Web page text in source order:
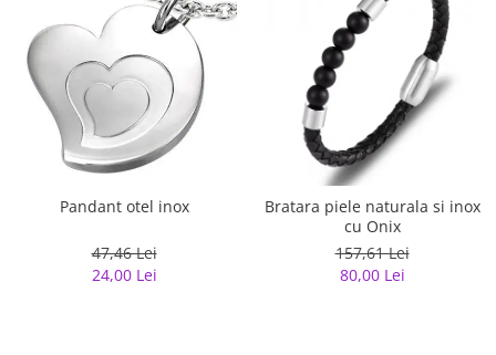
Pandant otel inox
47,46 Lei
24,00 Lei
Bratara piele naturala si inox
cu Onix
157,61 Lei
80,00 Lei